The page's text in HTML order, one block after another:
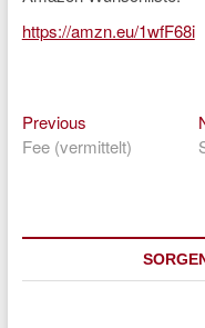
https://amzn.eu/1wfF68i
PreviousPrevious
post:
Fee (vermittelt)